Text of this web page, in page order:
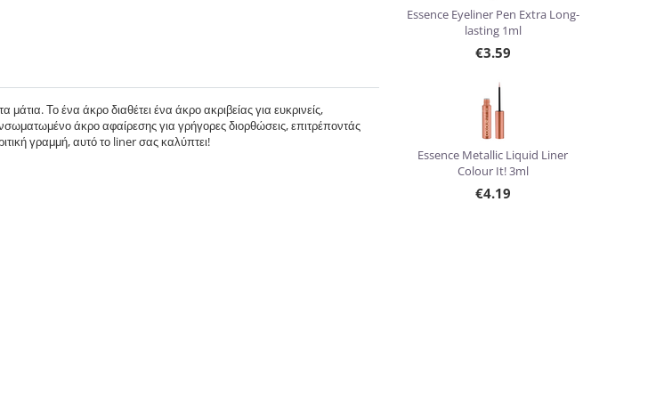
Το ένα άκρο διαθέτει ένα άκρο ακριβείας για ευκρινείς,
άκρο αφαίρεσης για γρήγορες διορθώσεις, επιτρέποντάς
γραμμή, αυτό το liner σας καλύπτει!
Essence Eyeliner Pen Extra Long-
lasting 1ml
€3.59
Essence Metallic Liquid Liner
Colour It! 3ml
€4.19